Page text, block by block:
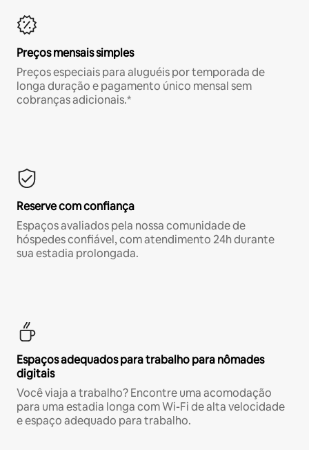
Preços mensais simples
Preços especiais para aluguéis por temporada de
longa duração e pagamento único mensal sem
cobranças adicionais.*
Reserve com confiança
Espaços avaliados pela nossa comunidade de
hóspedes confiável, com atendimento 24h durante
sua estadia prolongada.
Espaços adequados para trabalho para nômades
digitais
Você viaja a trabalho? Encontre uma acomodação
para uma estadia longa com Wi-Fi de alta velocidade
e espaço adequado para trabalho.